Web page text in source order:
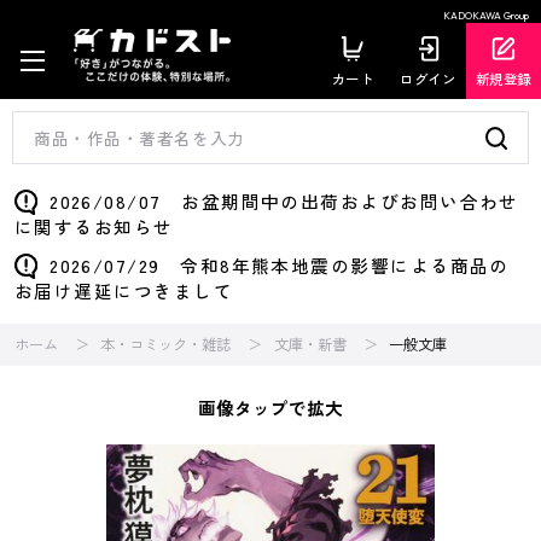
KADOKAWA Group
カート ログイン 新規登録
2026/08/07 お盆期間中の出荷およびお問い合わせ
に関するお知らせ
2026/07/29 令和8年熊本地震の影響による商品の
お届け遅延につきまして
ホーム 本・コミック・雑誌 文庫・新書 一般文庫
画像タップで拡大